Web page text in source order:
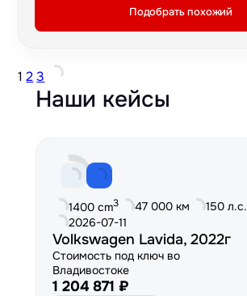
Подобрать похожий
1 2 3
Наши кейсы
1400 cm3 47 000 км
150 л.с.
2026-07-11
Volkswagen Lavida, 2022г
Стоимость под ключ во
Владивостоке
1 204 871 ₽